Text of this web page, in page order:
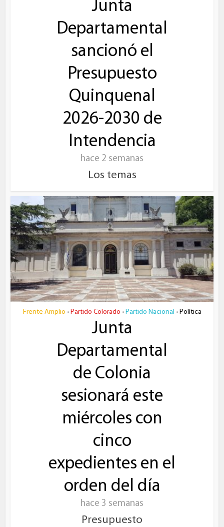
Junta
Departamental
sancionó el
Presupuesto
Quinquenal
2026-2030 de
Intendencia
hace 2 semanas
Los temas
Frente Amplio • Partido Colorado • Partido Nacional • Política
Junta
Departamental
de Colonia
sesionará este
miércoles con
cinco
expedientes en el
orden del día
hace 3 semanas
Presupuesto